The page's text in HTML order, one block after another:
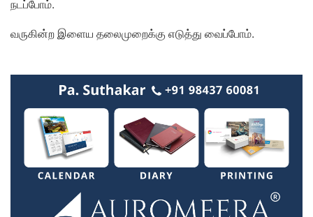
நடப்போம்.
வருகின்ற இளைய தலைமுறைக்கு எடுத்து வைப்போம்.